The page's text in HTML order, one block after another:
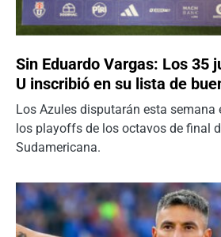
Sin Eduardo Vargas: Los 35
U inscribió en su lista de
Los Azules disputarán esta semana
los playoffs de los octavos de final
Sudamericana.